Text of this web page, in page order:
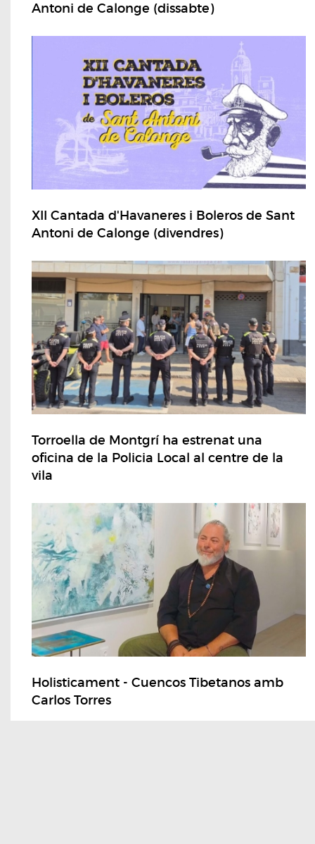
Antoni de Calonge (dissabte)
XII Cantada d'Havaneres i Boleros de Sant
Antoni de Calonge (divendres)
Torroella de Montgrí ha estrenat una
oficina de la Policia Local al centre de la
vila
Holisticament - Cuencos Tibetanos amb
Carlos Torres